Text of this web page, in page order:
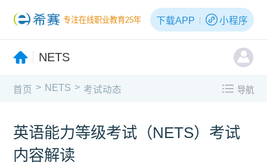
专注在线职业教育25年 下载APP 小程序
NETS
首页 > NETS > 考试动态 导航
英语能力等级考试（NETS）考试
内容解读